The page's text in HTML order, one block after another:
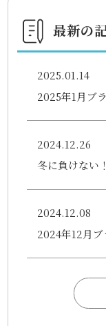
最新の
2025.01.14
2025年1月ブ
2024.12.26
冬に負けない
2024.12.08
2024年12月